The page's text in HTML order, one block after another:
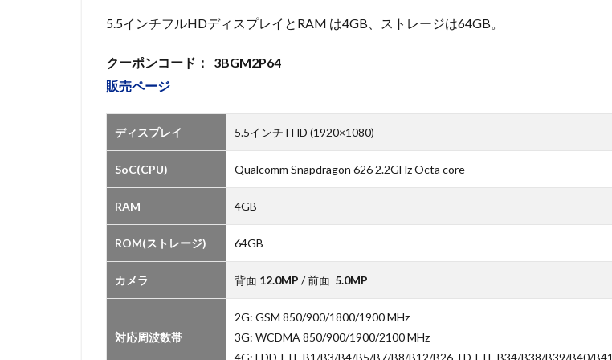
5.5インチフルHDディスプレイとRAM は4GB、ストレージは64GB。
クーポンコード： 3BGM2P64
販売ページ
ディスプレイ 5.5インチ FHD (1920×1080)
SoC(CPU) Qualcomm Snapdragon 626 2.2GHz Octa core
RAM 4GB
ROM(ストレージ) 64GB
カメラ 背面 12.0MP / 前面 5.0MP
対応周波数帯
2G: GSM 850/900/1800/1900 MHz
3G: WCDMA 850/900/1900/2100 MHz
4G: FDD-LTE B1/B3/B4/B5/B7/B8/B12/B26 TD-LTE B34/B38/B39/B40/B41